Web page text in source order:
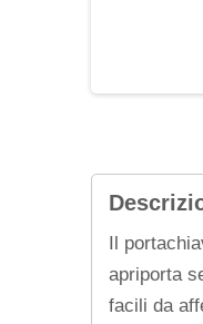
Il
apriporta
facili da